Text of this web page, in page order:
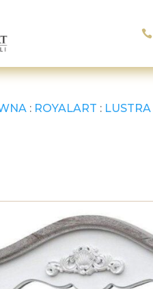

: ROYALART :